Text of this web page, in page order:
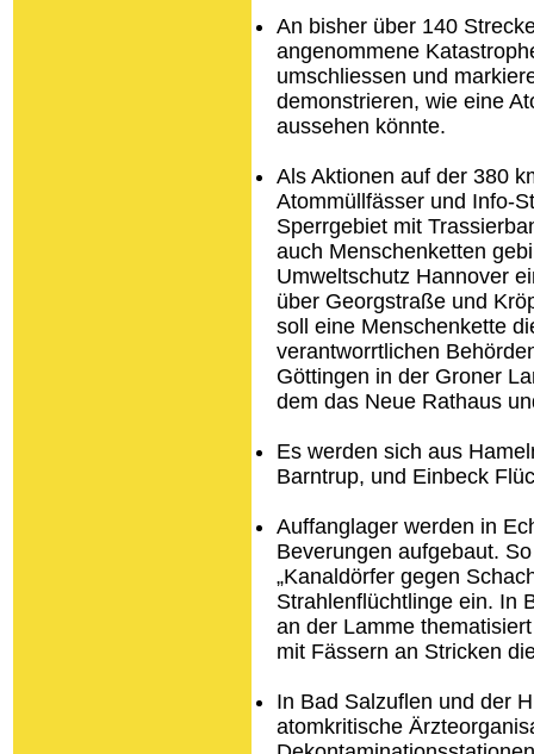
An bisher über 140
angenommene
umschliessen und
demonstrieren, wie eine
aussehen könnte.
Als Aktionen auf der 380
Atommüllfässer und Info-
Sperrgebiet mit
auch Menschenketten
Umweltschutz Hannover
über Georgstraße und
soll eine Menschenkette
verantworrtlichen
Göttingen in der Groner
dem das Neue Rathaus
Es werden sich aus
Barntrup, und Einbeck
Auffanglager werden in
Beverungen aufgebaut.
„Kanaldörfer gegen
Strahlenflüchtlinge ein. In
an der Lamme
mit Fässern an Stricken
In Bad Salzuflen und der
atomkritische